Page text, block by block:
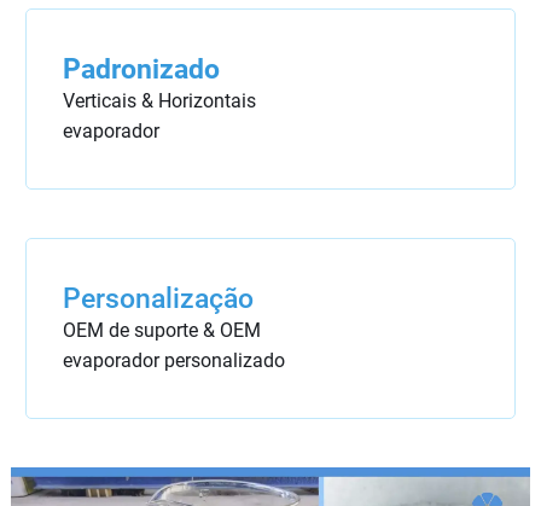
Padronizado
Verticais & Horizontais
evaporador
Personalização
OEM de suporte & OEM
evaporador personalizado